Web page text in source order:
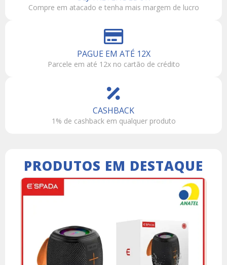
Compre em atacado e tenha mais margem de lucro
PAGUE EM ATÉ 12X
Parcele em até 12x no cartão de crédito
CASHBACK
1% de cashback em qualquer produto
PRODUTOS EM DESTAQUE